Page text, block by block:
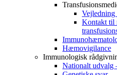
Vejledning
Kontakt til
Hæmovigilance
Immunologisk
Nationalt udvalg